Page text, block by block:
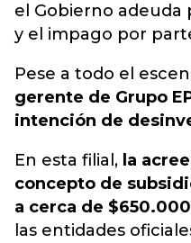
el Gobierno adeuda
y el impago por
Pese a todo el
gerente de Grupo
intención de
En esta filial, la
concepto de
a cerca de
las entidades